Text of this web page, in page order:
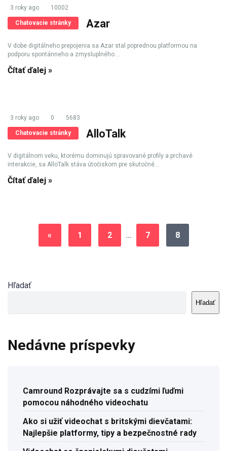
3 roky ago 10002
Chatovacie stránky Azar
V dobe digitálneho prepojenia sa Azar stal poprednou platformou na
podporu spontánneho a zmysluplného ...
Čítať ďalej »
3 roky ago 0 5683
Chatovacie stránky AlloTalk
V digitálnom veku, ktorému dominujú spravované profily a prchavé
interakcie, sa AlloTalk stáva útočiskom pre skutočné...
Čítať ďalej »
« 1 2 … 7 8
Hľadať
Hľadať
Nedávne príspevky
Camround Rozprávajte sa s cudzími ľuďmi
pomocou náhodného videochatu
Ako si užiť videochat s britskými dievčatami:
Najlepšie platformy, tipy a bezpečnostné rady